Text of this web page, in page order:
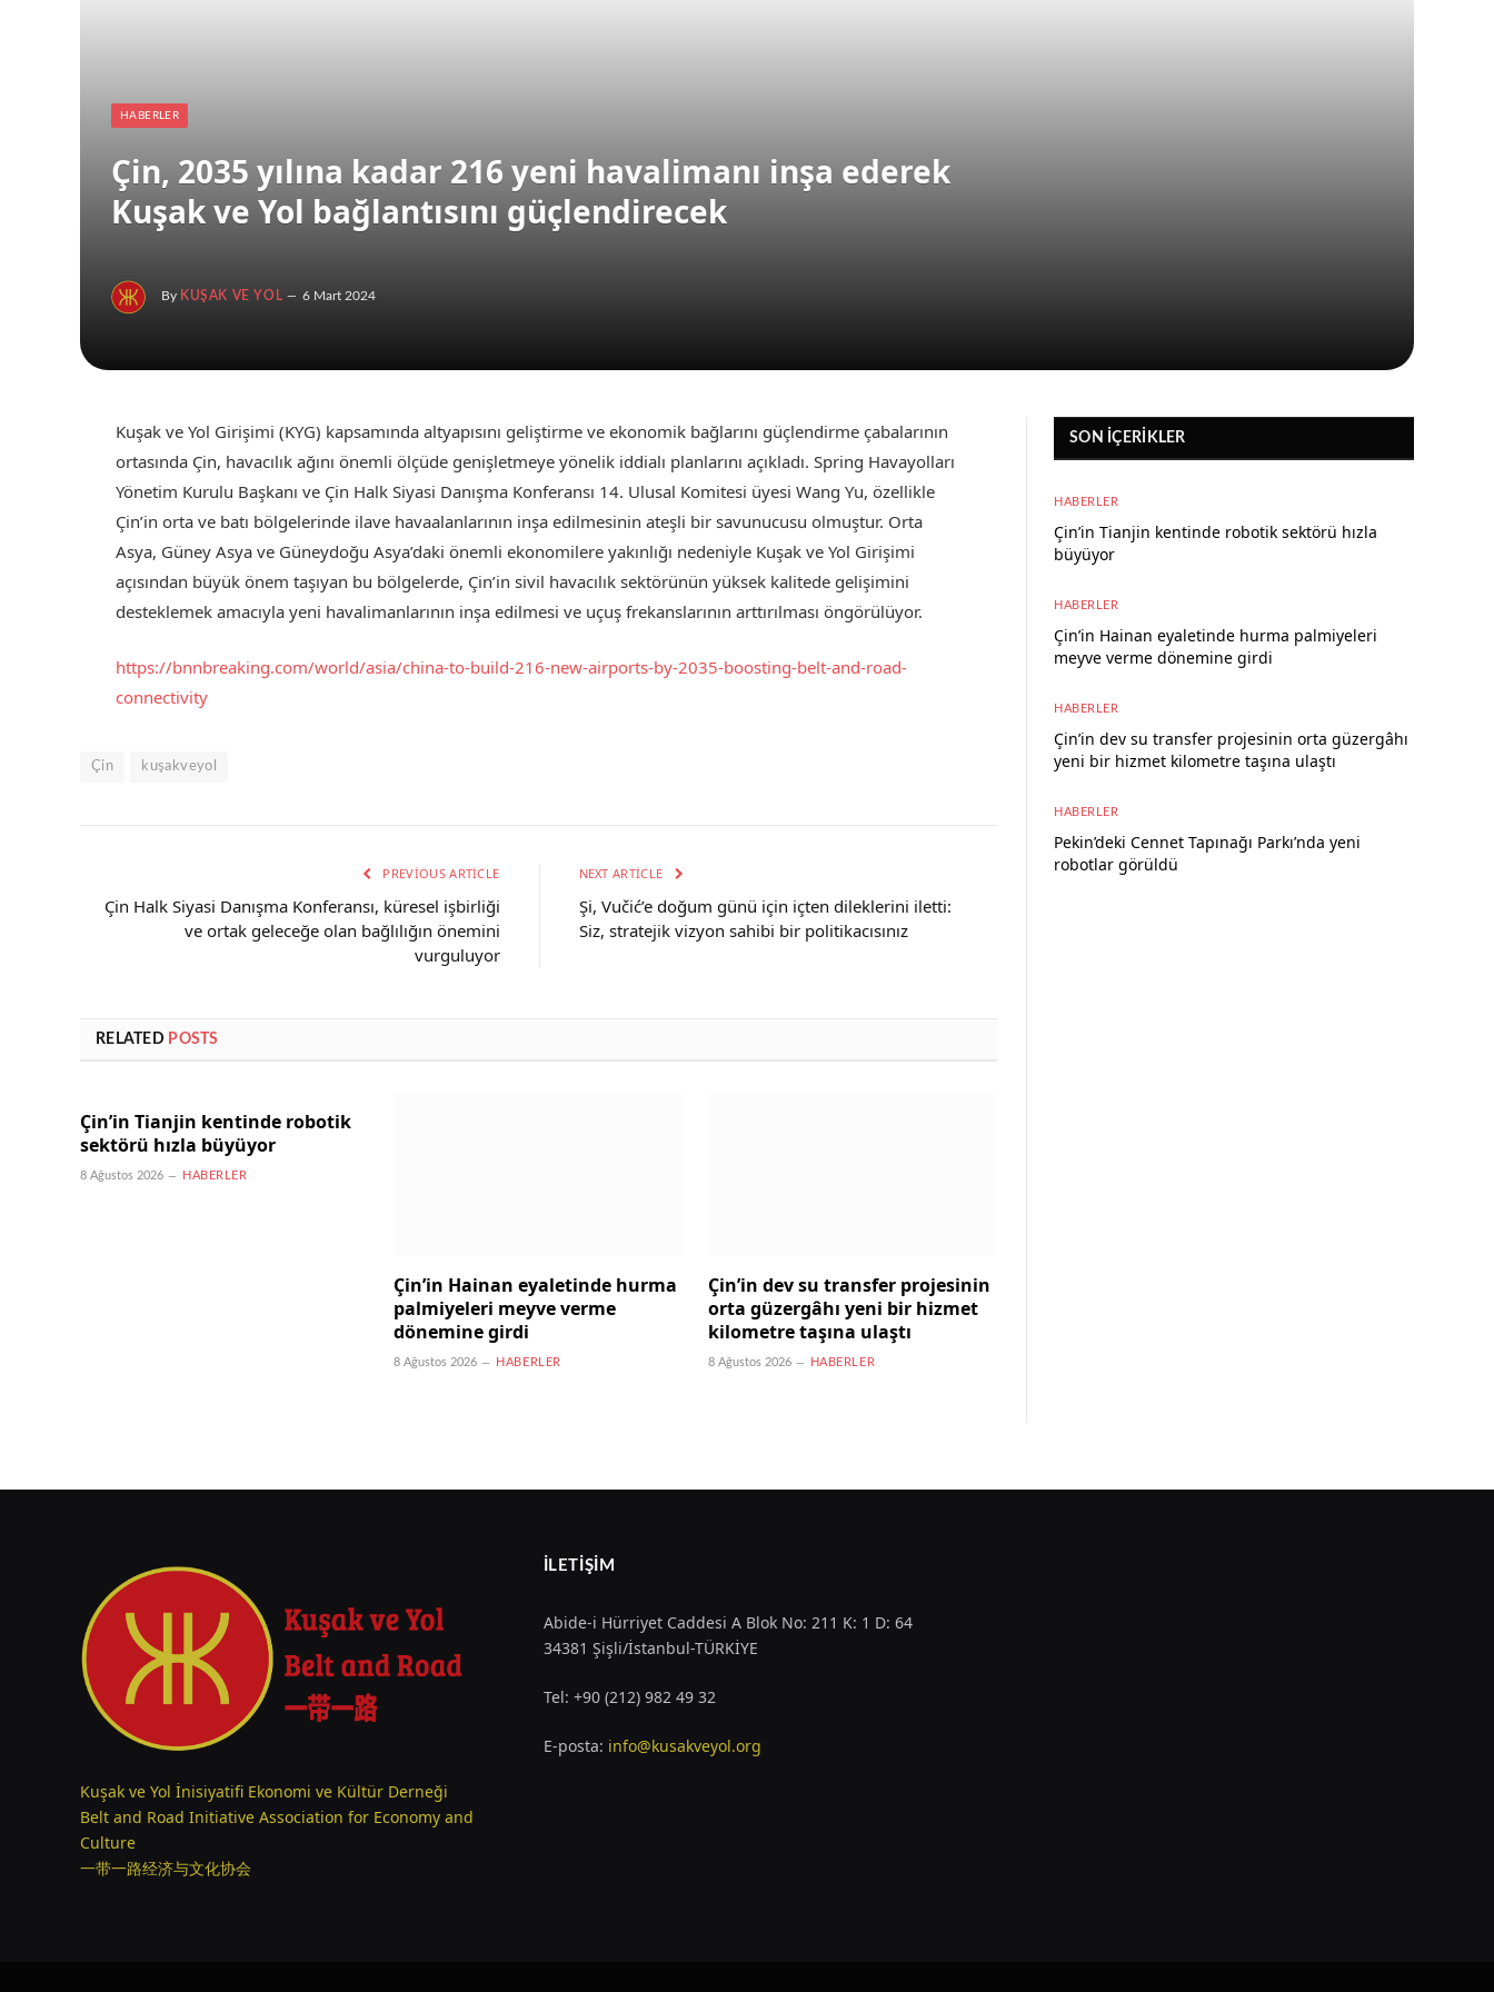
HABERLER
Çin, 2035 yılına kadar 216 yeni havalimanı inşa ederek
Kuşak ve Yol bağlantısını güçlendirecek
By KUŞAK VE YOL 6 Mart 2024
Kuşak ve Yol Girişimi (KYG) kapsamında altyapısını geliştirme ve ekonomik bağlarını güçlendirme çabalarının
ortasında Çin, havacılık ağını önemli ölçüde genişletmeye yönelik iddialı planlarını açıkladı. Spring Havayolları
Yönetim Kurulu Başkanı ve Çin Halk Siyasi Danışma Konferansı 14. Ulusal Komitesi üyesi Wang Yu, özellikle
Çin’in orta ve batı bölgelerinde ilave havaalanlarının inşa edilmesinin ateşli bir savunucusu olmuştur. Orta
Asya, Güney Asya ve Güneydoğu Asya’daki önemli ekonomilere yakınlığı nedeniyle Kuşak ve Yol Girişimi
açısından büyük önem taşıyan bu bölgelerde, Çin’in sivil havacılık sektörünün yüksek kalitede gelişimini
desteklemek amacıyla yeni havalimanlarının inşa edilmesi ve uçuş frekanslarının arttırılması öngörülüyor.
https://bnnbreaking.com/world/asia/china-to-build-216-new-airports-by-2035-boosting-belt-and-road-
connectivity
Çin kuşakveyol
PREVIOUS ARTICLE
Çin Halk Siyasi Danışma Konferansı, küresel işbirliği
ve ortak geleceğe olan bağlılığın önemini
vurguluyor
NEXT ARTICLE
Şi, Vučić’e doğum günü için içten dileklerini iletti:
Siz, stratejik vizyon sahibi bir politikacısınız
RELATED POSTS
Çin’in Tianjin kentinde robotik
sektörü hızla büyüyor
8 Ağustos 2026 HABERLER
Çin’in Hainan eyaletinde hurma
palmiyeleri meyve verme
dönemine girdi
8 Ağustos 2026 HABERLER
Çin’in dev su transfer projesinin
orta güzergâhı yeni bir hizmet
kilometre taşına ulaştı
8 Ağustos 2026 HABERLER
SON İÇERIKLER
HABERLER
Çin’in Tianjin kentinde robotik sektörü hızla
büyüyor
HABERLER
Çin’in Hainan eyaletinde hurma palmiyeleri
meyve verme dönemine girdi
HABERLER
Çin’in dev su transfer projesinin orta güzergâhı
yeni bir hizmet kilometre taşına ulaştı
HABERLER
Pekin’deki Cennet Tapınağı Parkı’nda yeni
robotlar görüldü
Kuşak ve Yol İnisiyatifi Ekonomi ve Kültür Derneği
Belt and Road Initiative Association for Economy and
Culture
一带一路经济与文化协会
İLETIŞIM
Abide-i Hürriyet Caddesi A Blok No: 211 K: 1 D: 64
34381 Şişli/İstanbul-TÜRKİYE
Tel: +90 (212) 982 49 32
E-posta: info@kusakveyol.org